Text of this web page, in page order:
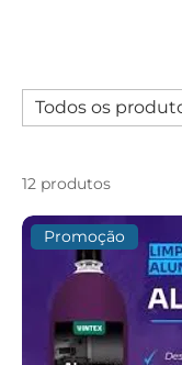
Todos os
12 produtos
Promoção